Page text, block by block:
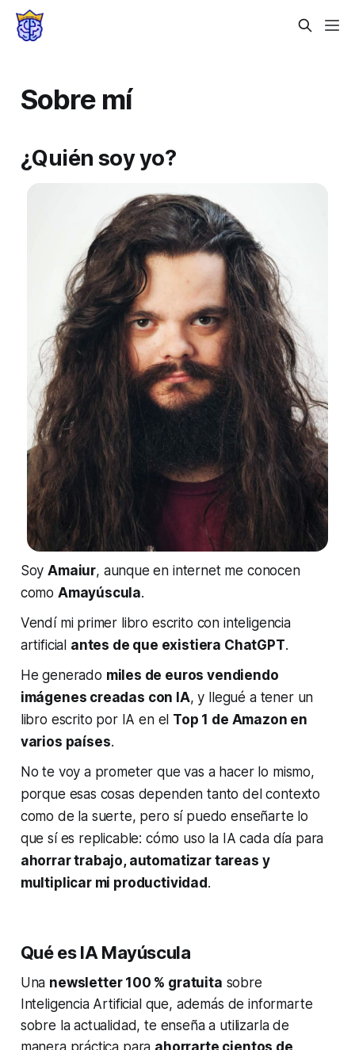
Sobre mí
¿Quién soy yo?
SoyAmaiur, aunque en internet me conocen
como Amayúscula.
Vendí mi primer libro escrito con inteligencia
artificial antes de que existiera ChatGPT.
He generado miles de euros vendiendo
imágenes creadas con IA, y llegué a tener un
libro escrito por IA en el Top 1 de Amazon en
varios países.
No te voy a prometer que vas a hacer lo mismo,
porque esas cosas dependen tanto del contexto
como de la suerte, pero sí puedo enseñarte lo
que sí es replicable: cómo uso la IA cada día para
ahorrar trabajo, automatizar tareas y
multiplicar mi productividad .
Qué es IA Mayúscula
Una newsletter 100 % gratuita sobre
Inteligencia Artificial que, además de informarte
sobre la actualidad, te enseña a utilizarla de